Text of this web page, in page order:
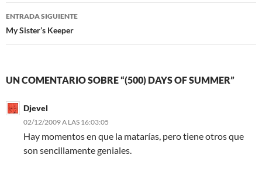
entradas
ENTRADA SIGUIENTE
My Sister’s Keeper
UN COMENTARIO SOBRE “(500) DAYS OF SUMMER”
Djevel
02/12/2009 A LAS 16:03:05
Hay momentos en que la matarías, pero tiene otros que
son sencillamente geniales.